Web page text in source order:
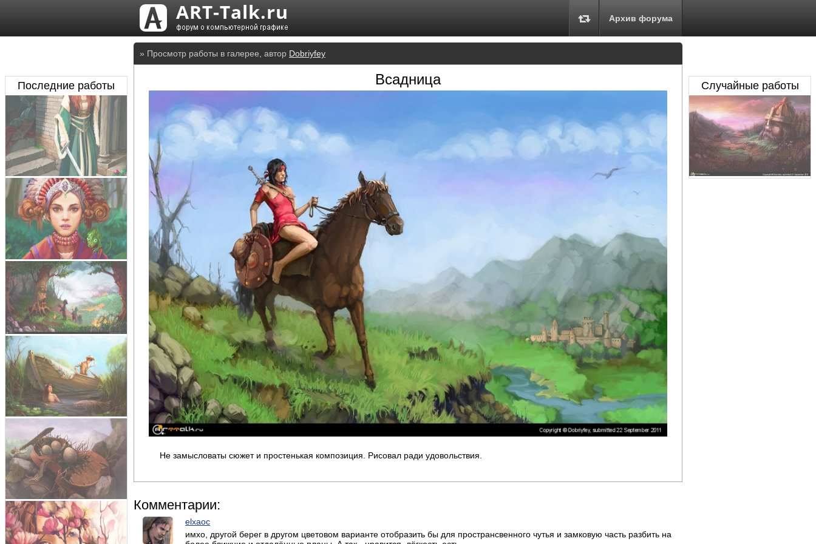
Архив форума
» Просмотр работы в галерее, автор Dobriyfey
Всадница
Не замысловаты сюжет и простенькая композиция. Рисовал ради удовольствия.
Комментарии:
elxaoc
имхо, другой берег в другом цветовом варианте отобразить бы для пространсвенного чутья и замковую часть разбить на
Последние работы Случайные работы